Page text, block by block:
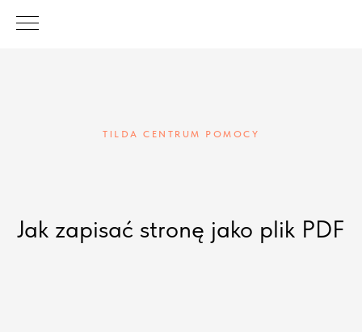
TILDA CENTRUM POMOCY
Jak zapisać stronę jako plik PDF